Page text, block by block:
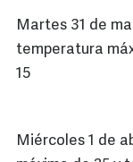
Martes 31 de
temperatura
15
Miércoles 1 de